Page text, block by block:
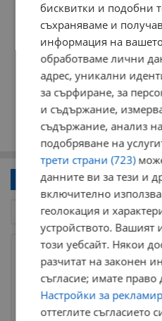
Напиши коментар!
бисквитки и подобни
съхраняваме и
информация на
обработваме лични
адрес, уникални
за сърфиране, за
и съдържание,
съдържание, анализ
подобряване на
трети страни (723)
данните ви за тези и
включително
геолокация и
устройството. Вашият
този уебсайт. Някои
разчитат на законен
съгласие; имате право
Настройки за
оттеглите съгласието